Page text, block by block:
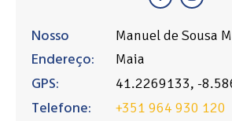
Nosso
Endereço:
Manuel de Sousa
Maia
GPS: 41.2269133, -
Telefone:
+351 964 930 120